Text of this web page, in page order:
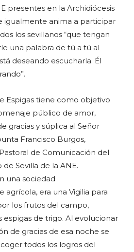
presentes en la Archidiócesis
igualmente anima a participar
los sevillanos “que tengan
una palabra de tú a tú al
deseando escucharla. Él
Espigas tiene como objetivo
público de amor,
gracias y súplica al Señor
Francisco Burgos,
de Comunicación del
Sevilla de la ANE.
una sociedad
era una Vigilia para
los frutos del campo,
espigas de trigo. Al evolucionar
de gracias de esa noche se
todos los logros del